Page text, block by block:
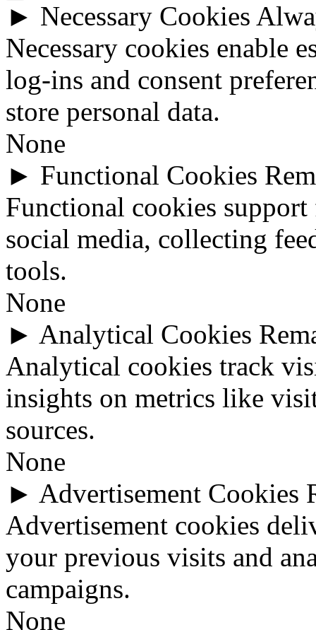
► Necessary Cookies
Necessary cookies enable
log-ins and consent
store personal data.
None
► Functional Cookies
Functional cookies
social media, collecting
tools.
None
► Analytical Cookies
Analytical cookies track
insights on metrics like
sources.
None
► Advertisement Cookies
Advertisement cookies
your previous visits and
campaigns.
None